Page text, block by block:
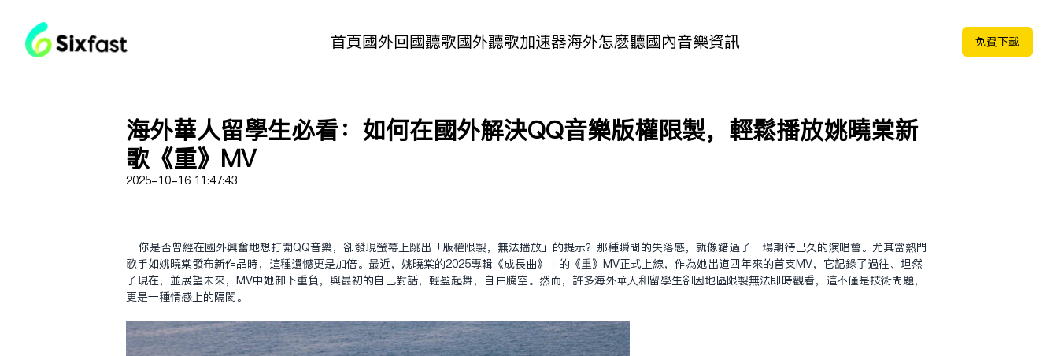
首頁國外回國聽歌國外聽歌加速器海外怎麽聽國內音樂資訊 免费下载
海外華人留學生必看：如何在國外解決QQ音樂版權限制，輕鬆播放姚曉棠新
歌《重》MV
2025-10-16 11:47:43
你是否曾經在國外興奮地想打開QQ音樂，卻發現螢幕上跳出「版權限制，無法播放」的提示？那種瞬間的失落感，就像錯過了一場期待已久的演唱會。尤其當熱門
歌手如姚曉棠發布新作品時，這種遺憾更是加倍。最近，姚曉棠的2025專輯《成長曲》中的《重》MV正式上線，作為她出道四年來的首支MV，它記錄了過往、坦然
了現在，並展望未來，MV中她卸下重負，與最初的自己對話，輕盈起舞，自由騰空。然而，許多海外華人和留學生卻因地區限制無法即時觀看，這不僅是技術問題，
更是一種情感上的隔閡。